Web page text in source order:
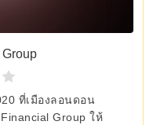
ที่เมืองลอนดอน
Group ให้